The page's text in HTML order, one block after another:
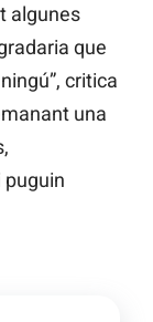
algunes
que
critica
una
puguin